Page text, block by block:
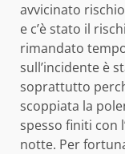
avvicinato
e c’è stato il
rimandato
sull’incidente è
soprattutto
scoppiata la
spesso finiti con
notte. Per